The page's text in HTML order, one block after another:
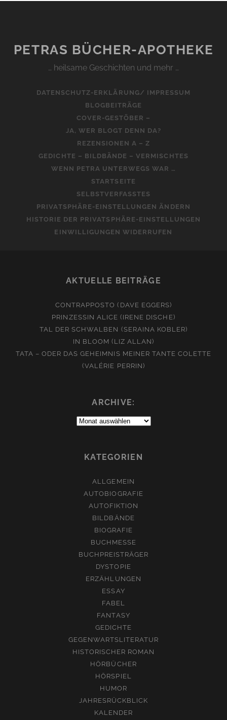
PETRAS BÜCHER-APOTHEKE
… heilsame Geschichten und mehr …
DATENSCHUTZ-ERKLÄRUNG/ IMPRESSUM
BLOGBEITRÄGE
COVER-GESTÖBER –
JA, WER BLOGT DENN DA?
REZENSIONEN A – Z
GEDICHTE – BILDBÄNDE – VERMISCHTES
WENN PETRA UNTERWEGS WAR …
STARTSEITE
SELBSTVERFASSTES
PRIVATSPHÄRE-EINSTELLUNGEN ÄNDERN
HISTORIE DER PRIVATSPHÄRE-EINSTELLUNGEN
EINWILLIGUNGEN WIDERRUFEN
AKTUELLE BEITRÄGE
CONTRAPPOSTO (DAVE EGGERS)
PRINZESSIN ALICE (IRENE DISCHE)
TAL DER SCHWALBEN (SERAINA KOBLER)
IN BLOOM (LIZ ALLAN)
TATA – ODER DAS GEHEIMNIS MEINER TANTE COLETTE
(VALÉRIE PERRIN)
ARCHIVE:
Archive:
KATEGORIEN
ALLGEMEIN
AUTOBIOGRAFIE
AUTOFIKTION
BILDBÄNDE
BIOGRAFIE
BUCHMESSE
BUCHPREISTRÄGER
DYSTOPIE
ERZÄHLUNGEN
ESSAY
FABEL
FANTASY
GEDICHTE
GEGENWARTSLITERATUR
HISTORISCHER ROMAN
HÖRBÜCHER
HÖRSPIEL
HUMOR
JAHRESRÜCKBLICK
KALENDER